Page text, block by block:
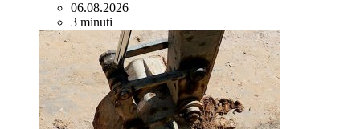
06.08.2026
3 minuti